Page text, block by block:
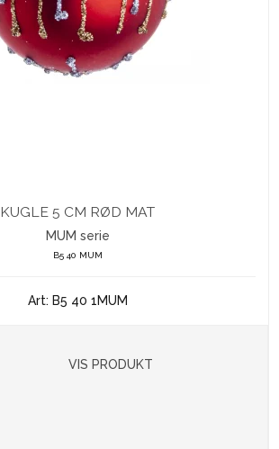
KUGLE 5 CM RØD MAT
MUM serie
B5 40 MUM
Art: B5 40 1MUM
VIS PRODUKT